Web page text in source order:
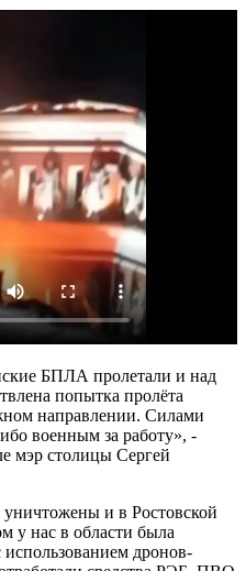
БПЛА пролетали и над
попытка пролёта
направлении. Силами
военным за работу», -
мэр столицы Сергей
и в Ростовской
у нас в области была
использованием дронов-